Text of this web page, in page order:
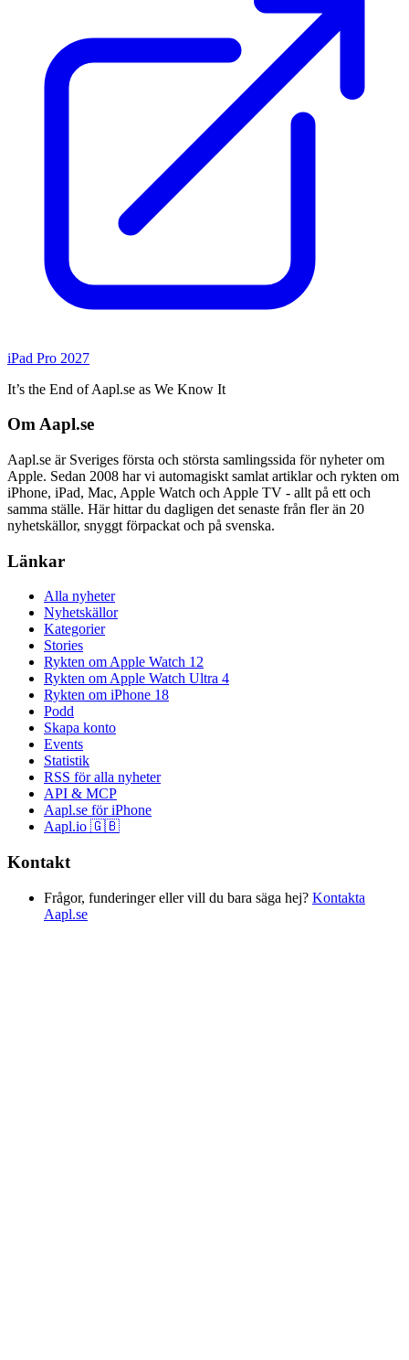
iPad Pro 2027
It’s the End of Aapl.se as We Know It
Om Aapl.se
Aapl.se är Sveriges första och största samlingssida för nyheter om
Apple. Sedan 2008 har vi automagiskt samlat artiklar och rykten om
iPhone, iPad, Mac, Apple Watch och Apple TV - allt på ett och
samma ställe. Här hittar du dagligen det senaste från fler än 20
nyhetskällor, snyggt förpackat och på svenska.
Länkar
Alla nyheter
Nyhetskällor
Kategorier
Stories
Rykten om Apple Watch 12
Rykten om Apple Watch Ultra 4
Rykten om iPhone 18
Podd
Skapa konto
Events
Statistik
RSS för alla nyheter
API & MCP
Aapl.se för iPhone
Aapl.io 🇬🇧
Kontakt
Frågor, funderinger eller vill du bara säga hej? Kontakta
Aapl.se